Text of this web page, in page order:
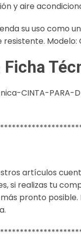
y aire
su uso como
Modelo:
Ficha
CINTA-PARA-
artículos
, si realizas tu
pronto